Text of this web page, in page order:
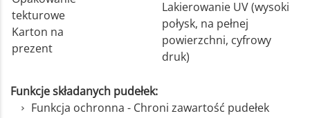
tekturowe
Karton na
prezent
Lakierowanie UV (wysoki
połysk, na pełnej
powierzchni, cyfrowy
druk)
Funkcje składanych pudełek:
Funkcja ochronna - Chroni zawartość pudełek